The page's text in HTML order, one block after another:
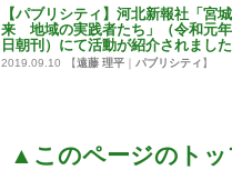
【パブリシティ】河北新報社「宮
来 地域の実践者たち」（令和元
日朝刊）にて活動が紹介されまし
2019.09.10 【遠藤 理平 パブリシティ】
▲このページのトッ